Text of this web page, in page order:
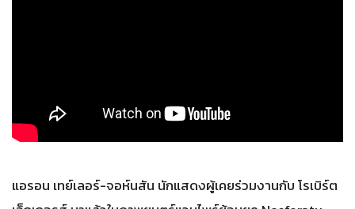
แอรอน เทย์เลอร์-จอห์นสัน นักแสดงผู้เคยร่วมงานกับ โรเบิร์ต